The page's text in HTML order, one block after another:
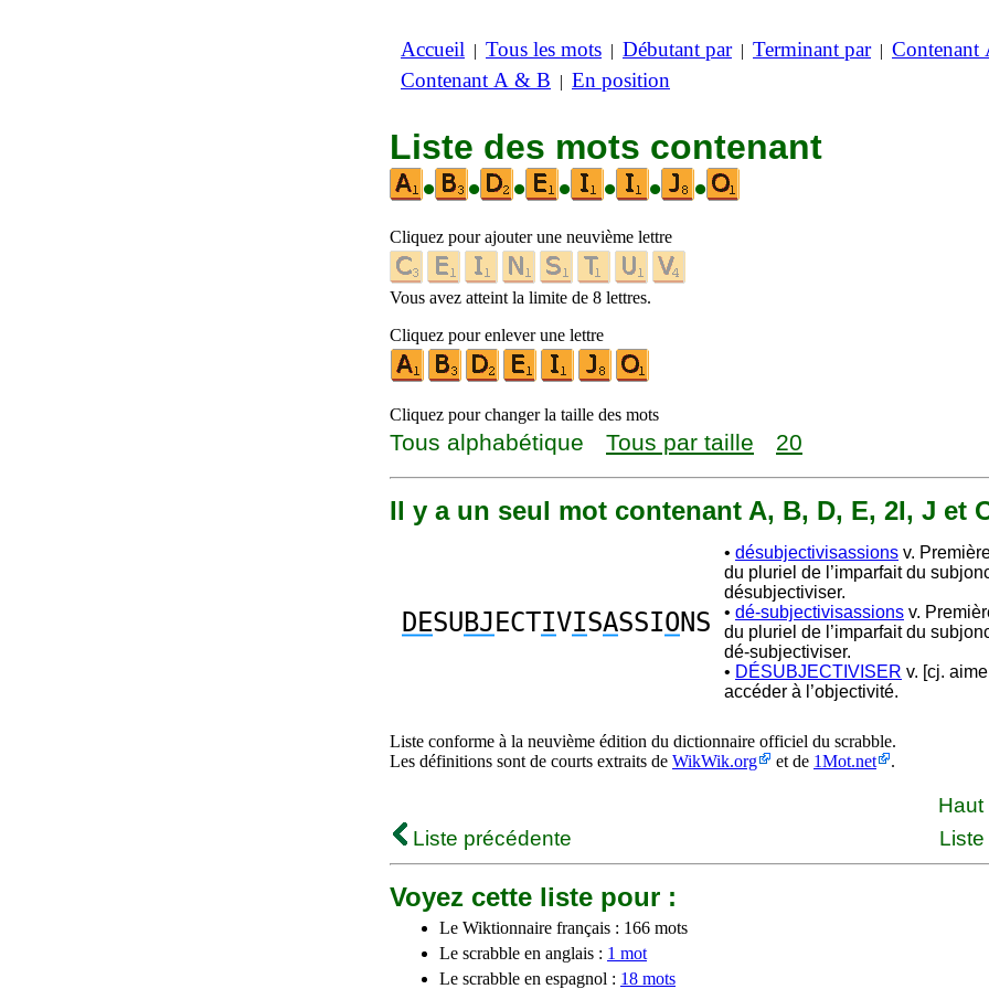
Accueil | Tous les mots | Débutant par| Terminant par| Contenant
Contenant A & B | En position
Liste des mots contenant
•
• • • • • •
Cliquez pour ajouter une neuvième lettre
Vous avez atteint la limite de 8 lettres.
Cliquez pour enlever une lettre
Cliquez pour changer la taille des mots
Tous alphabétique Tous par taille 20
Il y a un seul mot contenant A, B, D, E, 2I, J et
DESUBJ ECTIVISASSIONS
• désubjectivisassions v.
du pluriel de l’imparfait du
désubjectiviser.
• dé-subjectivisassions v.
du pluriel de l’imparfait du
dé-subjectiviser.
• DÉSUBJECTIVISER v. [cj.
accéder à l’objectivité.
Liste conforme à la neuvième édition du dictionnaire officiel du scrabble.
Les définitions sont de courts extraits de WikWik.org et de 1Mot.net .
Liste précédente
Voyez cette liste pour :
Le Wiktionnaire français : 166 mots
Le scrabble en anglais : 1 mot
Le scrabble en espagnol : 18 mots